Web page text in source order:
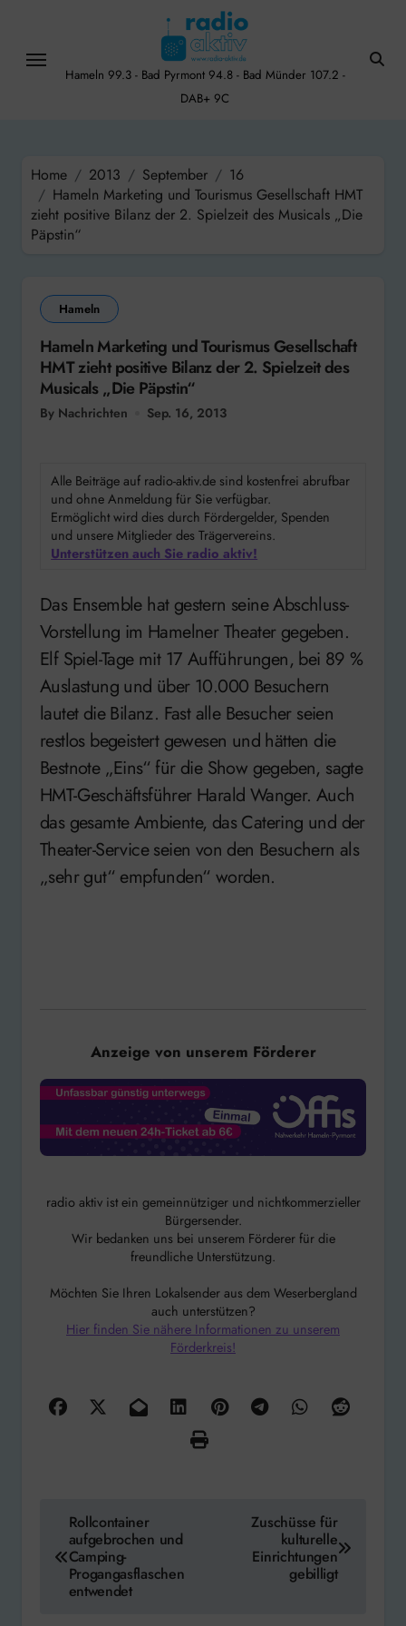
content
Hameln 99.3 - Bad Pyrmont 94.8 - Bad Münder 107.2 -
DAB+ 9C
Home 2013 September
16
Hameln Marketing und Tourismus Gesellschaft HMT
zieht positive Bilanz der 2. Spielzeit des Musicals „Die
Päpstin“
Hameln
Hameln Marketing und Tourismus Gesellschaft
HMT zieht positive Bilanz der 2. Spielzeit des
Musicals „Die Päpstin“
By Nachrichten Sep. 16, 2013
Alle Beiträge auf radio-aktiv.de sind kostenfrei abrufbar
und ohne Anmeldung für Sie verfügbar.
Ermöglicht wird dies durch Fördergelder, Spenden
und unsere Mitglieder des Trägervereins.
Unterstützen auch Sie radio aktiv!
Das Ensemble hat gestern seine Abschluss-
Vorstellung im Hamelner Theater gegeben.
Elf Spiel-Tage mit 17 Aufführungen, bei 89 %
Auslastung und über 10.000 Besuchern
lautet die Bilanz. Fast alle Besucher seien
restlos begeistert gewesen und hätten die
Bestnote „Eins“ für die Show gegeben, sagte
HMT-Geschäftsführer Harald Wanger. Auch
das gesamte Ambiente, das Catering und der
Theater-Service seien von den Besuchern als
„sehr gut“ empfunden“ worden.
Anzeige von unserem Förderer
radio aktiv ist ein gemeinnütziger und nichtkommerzieller
Bürgersender.
Wir bedanken uns bei unserem Förderer für die
freundliche Unterstützung.
Möchten Sie Ihren Lokalsender aus dem Weserbergland
auch unterstützen?
Hier finden Sie nähere Informationen zu unserem
Förderkreis!
Beitragsnavigation
Rollcontainer
aufgebrochen und
Camping-
Progangasflaschen
entwendet
Zuschüsse für
kulturelle
Einrichtungen
gebilligt